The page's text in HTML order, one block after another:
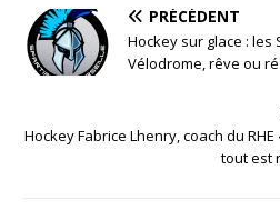
PRÉCÉDENT
Hockey sur glace :
Vélodrome, rêve ou
Hockey Fabrice Lhenry, coach du
tout est